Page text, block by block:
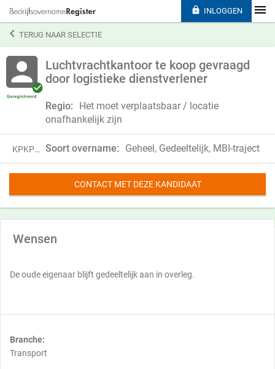
TERUG NAAR SELECTIE
Luchtvrachtkantoor te koop gevraagd
door logistieke dienstverlener
Regio:
Het moet verplaatsbaar / locatie
onafhankelijk zijn
KPKP19ZPD99R Soort overname: Geheel, Gedeeltelijk, MBI-traject
CONTACT MET DEZE KANDIDAAT
Wensen
De oude eigenaar blijft gedeeltelijk aan in overleg.
Branche:
Transport
 INLOGGEN